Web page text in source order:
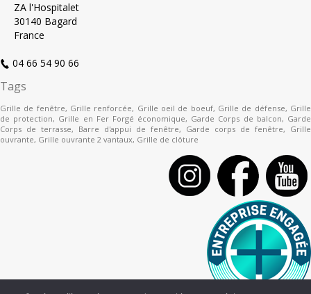
ZA l'Hospitalet
30140 Bagard
France
04 66 54 90 66
Tags
Grille de fenêtre, Grille renforcée, Grille oeil de boeuf, Grille de défense, Grille
de protection, Grille en Fer Forgé économique, Garde Corps de balcon, Garde
Corps de terrasse, Barre d'appui de fenêtre, Garde corps de fenêtre, Grille
ouvrante, Grille ouvrante 2 vantaux, Grille de clôture